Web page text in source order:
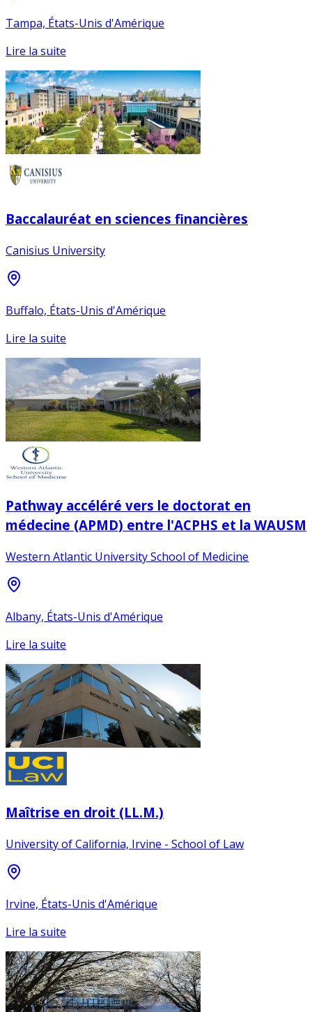
Tampa, États-Unis d'Amérique
Lire la suite
Baccalauréat en sciences financières
Canisius University
Buffalo, États-Unis d'Amérique
Lire la suite
Pathway accéléré vers le doctorat en
médecine (APMD) entre l'ACPHS et la WAUSM
Western Atlantic University School of Medicine
Albany, États-Unis d'Amérique
Lire la suite
Maîtrise en droit (LL.M.)
University of California, Irvine - School of Law
Irvine, États-Unis d'Amérique
Lire la suite